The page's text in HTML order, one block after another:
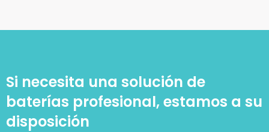
Si necesita una solución de
baterías profesional, estamos a su
disposición